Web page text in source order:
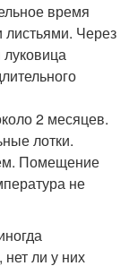
время
Через
2 месяцев.
лотки.
Помещение
не
ли у них